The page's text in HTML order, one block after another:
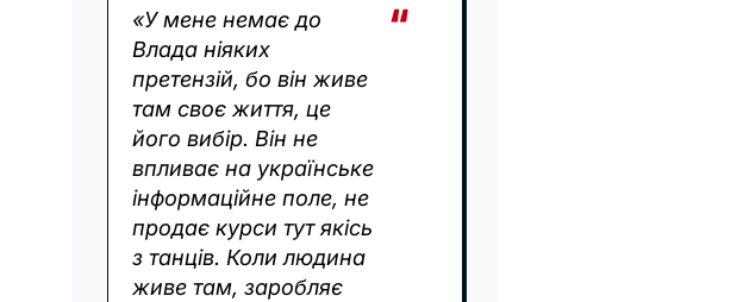
«У мене немає до
Влада ніяких
претензій, бо він живе
там своє життя, це
його вибір. Він не
впливає на українське
інформаційне поле, не
продає курси тут якісь
з танців. Коли людина
живе там, заробляє